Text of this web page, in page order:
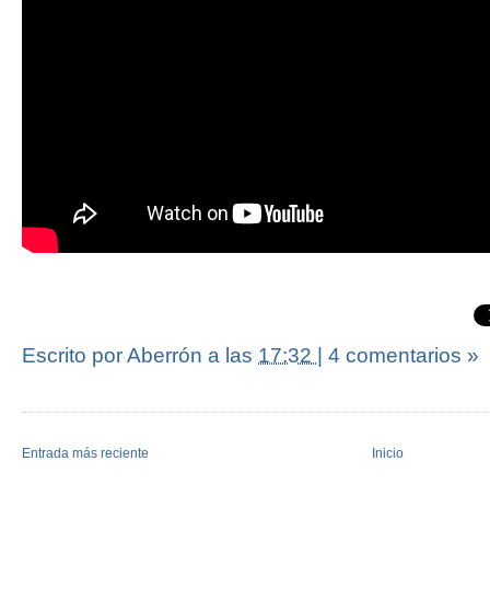
Escrito por Aberrón a las 17:32 | 4 comentarios »
Entrada más reciente Inicio